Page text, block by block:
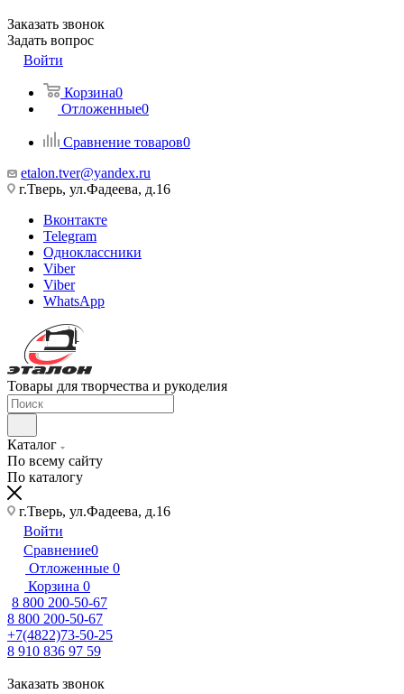
Заказать звонок
Задать вопрос
Войти
Корзина0
Отложенные0
Сравнение товаров0
etalon.tver@yandex.ru
г.Тверь, ул.Фадеева, д.16
Вконтакте
Telegram
Одноклассники
Viber
Viber
WhatsApp
Товары для творчества и рукоделия
Каталог
По всему сайту
По каталогу
г.Тверь, ул.Фадеева, д.16
Войти
Сравнение0
Отложенные 0
Корзина 0
8 800 200-50-67
8 800 200-50-67
+7(4822)73-50-25
8 910 836 97 59
Заказать звонок